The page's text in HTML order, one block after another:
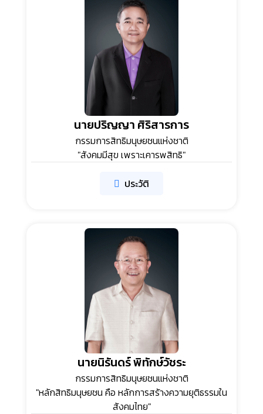
นายปริญญา ศิริสารการ
กรรมการสิทธิมนุษยชนแห่งชาติ
"สังคมมีสุข เพราะเคารพสิทธิ"
ประวัติ
นายนิรันดร์ พิทักษ์วัชระ
กรรมการสิทธิมนุษยชนแห่งชาติ
"หลักสิทธิมนุษยชน คือ หลักการสร้างความยุติธรรมใน
สังคมไทย"